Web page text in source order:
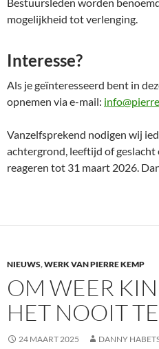
mogelijkheid tot verlenging.
Interesse?
Als je geïnteresseerd bent in
opnemen via e-mail:
Vanzelfsprekend nodigen wij
achtergrond, leeftijd of geslacht
reageren tot 31 maart 2026.
NIEUWS,WERK VAN PIERRE KEMP
OM WEER
HET NOOIT
24 MAART 2025 DANNY